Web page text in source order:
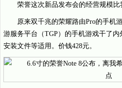
荣誉这次新品发布会的经营规模比
原来双千兆的荣耀路由Pro的手机
游服务平台（TGP）的手机游戏干了
安装文件等适用。价钱428元。